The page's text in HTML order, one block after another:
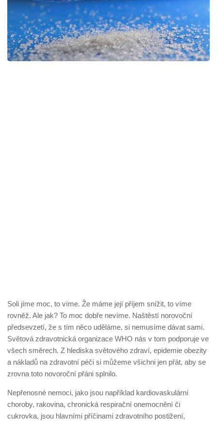
Soli jíme moc, to víme. Že máme její příjem snížit, to víme
rovněž. Ale jak? To moc dobře nevíme. Naštěstí norovoční
předsevzetí, že s tím něco uděláme, si nemusíme dávat sami.
Světová zdravotnická organizace WHO nás v tom podporuje ve
všech směrech. Z hlediska světového zdraví, epidemie obezity
a nákladů na zdravotní péči si můžeme všichni jen přát, aby se
zrovna toto novoroční přáni splnilo.
Nepřenosné nemoci, jako jsou například kardiovaskulární
choroby, rakovina, chronická respirační onemocnění či
cukrovka, jsou hlavními příčinami zdravotního postižení,